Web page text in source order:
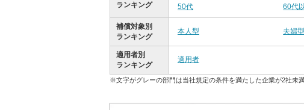
ランキング
50代
60代
補償対象別
ランキング
本人型 夫婦型
適用者別
ランキング
適用者
※文字がグレーの部門は当社規定の条件を満たした企業が2社未